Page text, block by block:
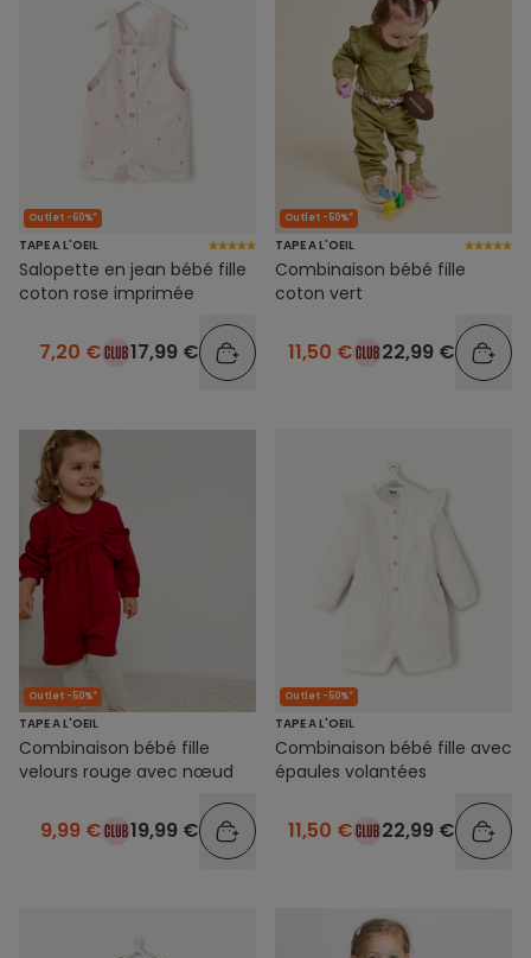
Outlet -60%*
TAPE A L'OEIL
Salopette en jean bébé fille
coton rose imprimée
7,20 € 17,99 €
Outlet -50%*
TAPE A L'OEIL
Combinaison bébé fille
coton vert
11,50 € 22,99 €
Outlet -50%*
TAPE A L'OEIL
Combinaison bébé fille
velours rouge avec nœud
9,99 € 19,99 €
Outlet -50%*
TAPE A L'OEIL
Combinaison bébé fille avec
épaules volantées
11,50 € 22,99 €